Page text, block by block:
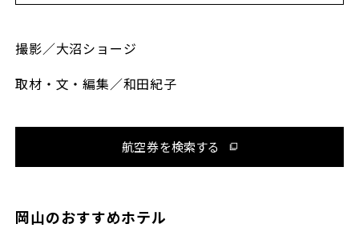
撮影／大沼ショージ
取材・文・編集／和田紀子
航空券を検索する
岡山のおすすめホテル